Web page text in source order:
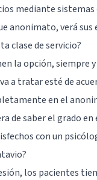
mediante sistemas
anonimato, verá
clase de servicio?
la opción, siempre
a tratar esté de
en el
de saber el grado
con un
los pacientes